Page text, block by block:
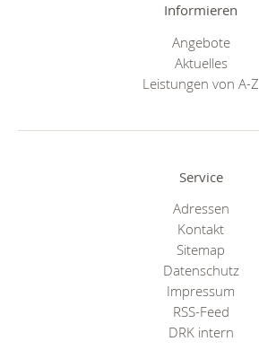
Informieren
Angebote
Aktuelles
Leistungen von A-Z
Service
Adressen
Kontakt
Sitemap
Datenschutz
Impressum
RSS-Feed
DRK intern